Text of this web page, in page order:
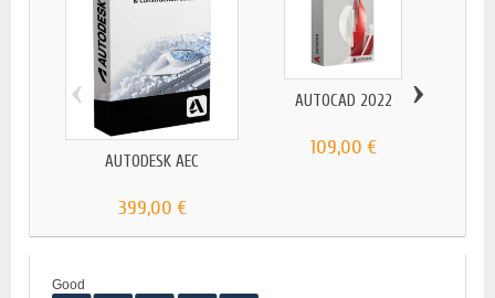
AUTODESK AEC
399,00 €
AUTOCAD 2022
109,00 €
‹ ›
Good